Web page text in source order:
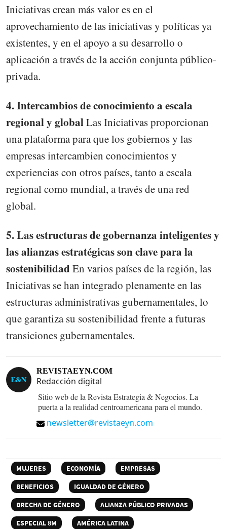
Iniciativas crean más valor es en el
aprovechamiento de las iniciativas y políticas ya
existentes, y en el apoyo a su desarrollo o
aplicación a través de la acción conjunta público-
privada.
4. Intercambios de conocimiento a escala
regional y globalLas Iniciativas proporcionan
una plataforma para que los gobiernos y las
empresas intercambien conocimientos y
experiencias con otros países, tanto a escala
regional como mundial, a través de una red
global.
5. Las estructuras de gobernanza inteligentes y
las alianzas estratégicas son clave para la
sostenibilidad En varios países de la región, las
Iniciativas se han integrado plenamente en las
estructuras administrativas gubernamentales, lo
que garantiza su sostenibilidad frente a futuras
transiciones gubernamentales.
REVISTAEYN.COM
Redacción digital
Sitio web de la Revista Estrategia & Negocios. La
puerta a la realidad centroamericana para el mundo.
newsletter@revistaeyn.com
MUJERES ECONOMÍA
EMPRESAS
BENEFICIOS
IGUALDAD DE GÉNERO
BRECHA DE GÉNERO
ALIANZA PÚBLICO PRIVADAS
ESPECIAL 8M
AMÉRICA LATINA